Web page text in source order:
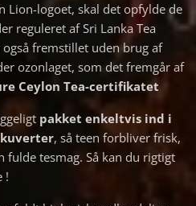
Lion-logoet, skal det opfylde de
reguleret af Sri Lanka Tea
fremstillet uden brug af
ozonlaget, som det fremgår af
Ceylon Tea-certifikatet
pakket enkeltvis ind i
, så teen forbliver frisk,
fulde tesmag. Så kan du rigtigt
!